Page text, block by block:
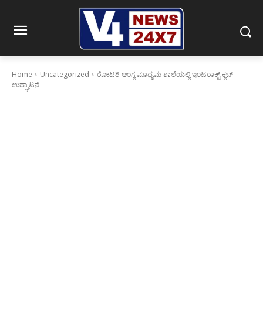
Home Uncategorized
ರೋಟರಿ ಆಂಗ್ಲ ಮಾಧ್ಯಮ ಶಾಲೆಯಲ್ಲಿ ಇಂಟರಾಕ್ಟ್ ಕ್ಲಬ್
ಉದ್ಘಾಟನೆ